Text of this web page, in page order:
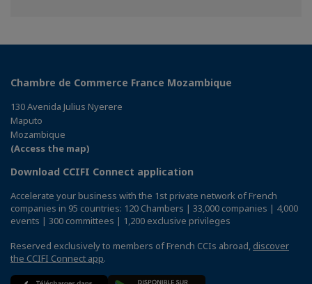
Chambre de Commerce France Mozambique
130 Avenida Julius Nyerere
Maputo
Mozambique
(Access the map)
Download CCIFI Connect application
Accelerate your business with the 1st private network of French
companies in 95 countries: 120 Chambers | 33,000 companies | 4,000
events | 300 committees | 1,200 exclusive privileges
Reserved exclusively to members of French CCIs abroad, discover
the CCIFI Connect app.